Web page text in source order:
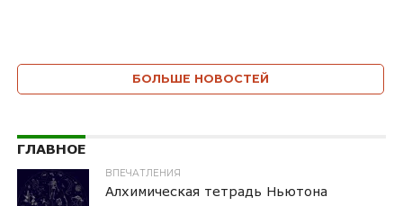
БОЛЬШЕ НОВОСТЕЙ
ГЛАВНОЕ
ВПЕЧАТЛЕНИЯ
Алхимическая тетрадь Ньютона